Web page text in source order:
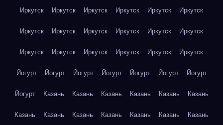
Иркутск Иркутск Иркутск Иркутск Иркутск Иркутск
Иркутск Иркутск Иркутск Иркутск Иркутск Иркутск
Иркутск Иркутск Иркутск Иркутск Иркутск Иркутск
Йогурт Йогурт Йогурт Йогурт Йогурт Йогурт Йогурт
Йогурт Казань Казань Казань Казань Казань Казань
Казань Казань Казань Казань Казань Казань Казань